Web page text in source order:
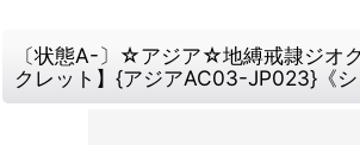
〔状態A-〕☆アジア☆地縛戒隷ジオ
クレット】{アジアAC03-JP023}《シ